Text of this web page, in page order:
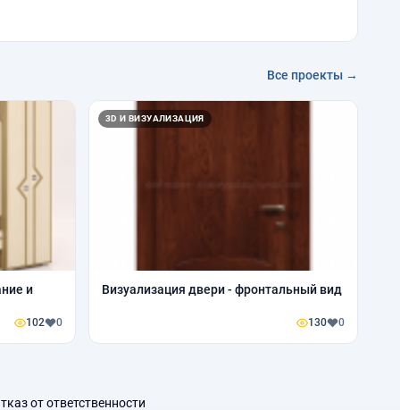
Все проекты →
и
102 0
3D И ВИЗУАЛИЗАЦИЯ
Визуализация двери - фронтальный вид
130 0
от ответственности